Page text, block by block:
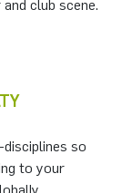
club scene.
so
to your